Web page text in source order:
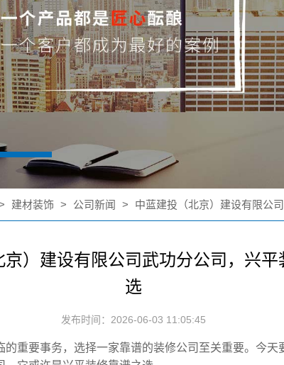
建材装饰 > 公司新闻 > 中蓝建投（北京）建设有限公
京）建设有限公司武功分公司，兴平
选
发布时间：2026-06-03 11:05:45
的重要事务，选择一家靠谱的装修公司至关重要。今天